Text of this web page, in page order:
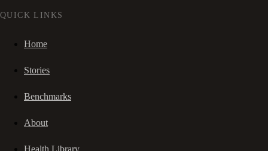
QUICK LINKS
Home
Stories
Benchmarks
About
Health Library